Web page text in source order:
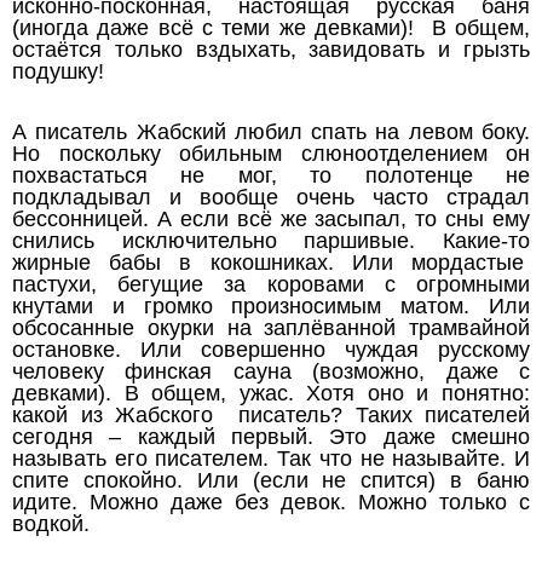
исконно-посконная, настоящая русская баня
(иногда даже всё с теми же девками)! В общем,
остаётся только вздыхать, завидовать и грызть
подушку!
А писатель Жабский любил спать на левом боку.
Но поскольку обильным слюноотделением он
похвастаться не мог, то полотенце не
подкладывал и вообще очень часто страдал
бессонницей. А если всё же засыпал, то сны ему
снились исключительно паршивые. Какие-то
жирные бабы в кокошниках. Или мордастые
пастухи, бегущие за коровами с огромными
кнутами и громко произносимым матом. Или
обсосанные окурки на заплёванной трамвайной
остановке. Или совершенно чуждая русскому
человеку финская сауна (возможно, даже с
девками). В общем, ужас. Хотя оно и понятно:
какой из Жабского писатель? Таких писателей
сегодня – каждый первый. Это даже смешно
называть его писателем. Так что не называйте. И
спите спокойно. Или (если не спится) в баню
идите. Можно даже без девок. Можно только с
водкой.